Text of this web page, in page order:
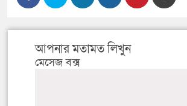
আপনার মতামত লিখুন
মেসেজ বক্স